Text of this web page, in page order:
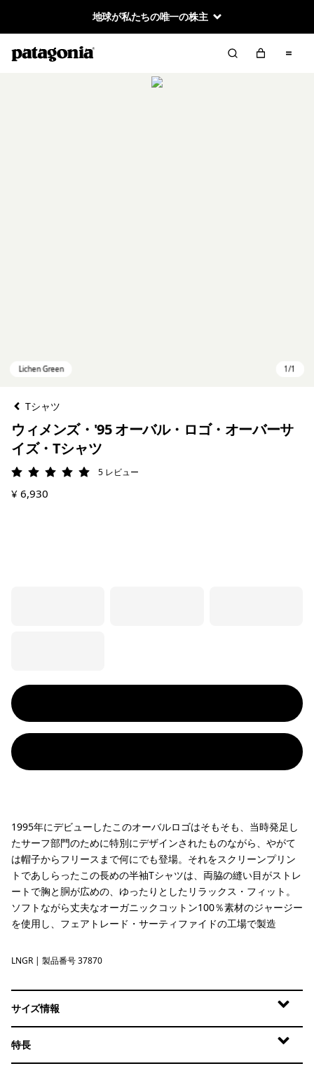
地球が私たちの唯一の株主
Tシャツ
ウィメンズ・'95 オーバル・ロゴ・オーバーサ
イズ・Tシャツ
評価: 5 / 5 5 レビュー
¥ 6,930
1995年にデビューしたこのオーバルロゴはそもそも、当時発足し
たサーフ部門のために特別にデザインされたものながら、やがて
は帽子からフリースまで何にでも登場。それをスクリーンプリン
トであしらったこの長めの半袖Tシャツは、両脇の縫い目がストレ
ートで胸と胴が広めの、ゆったりとしたリラックス・フィット。
ソフトながら丈夫なオーガニックコットン100％素材のジャージー
を使用し、フェアトレード・サーティファイドの工場で製造
Lichen Green
LNGR | 製品番号 37870
サイズ情報
特長